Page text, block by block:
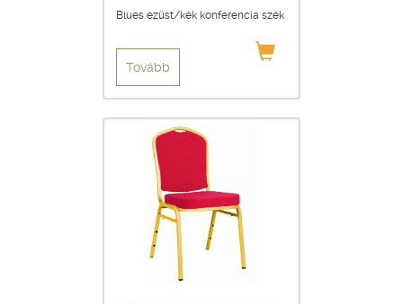
Blues ezüst/kék konferencia szék
Tovább